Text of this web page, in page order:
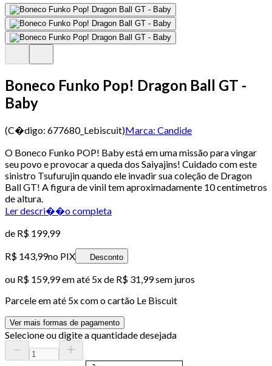
Boneco Funko Pop! Dragon Ball GT -
Baby
(C�digo: 677680_Lebiscuit)Marca: Candide
O Boneco Funko POP! Baby está em uma missão para vingar
seu povo e provocar a queda dos Saiyajins! Cuidado com este
sinistro Tsufurujin quando ele invadir sua coleção de Dragon
Ball GT! A figura de vinil tem aproximadamente 10 centímetros
de altura.
Ler descri��o completa
de R$ 199,99
R$ 143,99no PIX Desconto
ou R$ 159,99em até 5x de R$ 31,99 sem juros
Parcele em até 5x com o cartão Le Biscuit
Ver mais formas de pagamento
Selecione ou digite a quantidade desejada